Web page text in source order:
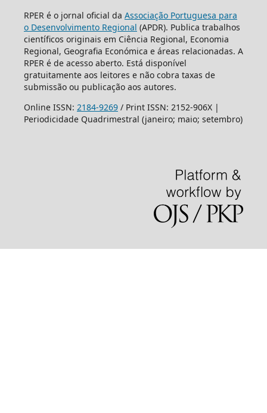
RPER é o jornal oficial da Associação Portuguesa para
o Desenvolvimento Regional (APDR). Publica trabalhos
científicos originais em Ciência Regional, Economia
Regional, Geografia Económica e áreas relacionadas. A
RPER é de acesso aberto. Está disponível
gratuitamente aos leitores e não cobra taxas de
submissão ou publicação aos autores.
Online ISSN: 2184-9269/ Print ISSN: 2152-906X |
Periodicidade Quadrimestral (janeiro; maio; setembro)